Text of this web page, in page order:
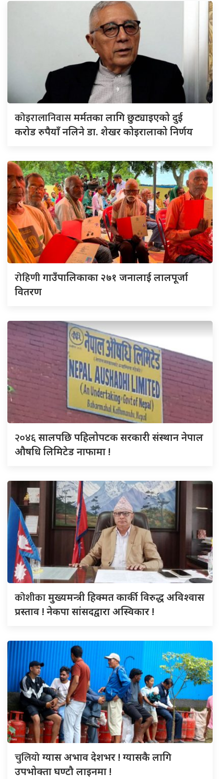
कोइरालानिवासमर्मतका लागि छुट्याइएको दुई
करोड रुपैयाँ नलिने डा. शेखर कोइरालाको निर्णय
रोहिणीगाउँपालिकाका २७१ जनालाई लालपूर्जा
वितरण
२०४६सालपछि पहिलोपटक सरकारी संस्थान नेपाल
औषधि लिमिटेड नाफामा !
कोशीकामुख्यमन्त्री हिक्मत कार्की विरुद्ध अविश्वास
प्रस्ताव ! नेकपा सांसदद्वारा अस्विकार !
चुलियोग्यास अभाव देशभर ! ग्यासकै लागि
उपभोक्ता घण्टौ लाइनमा !